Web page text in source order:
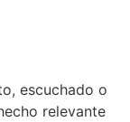
escuchado o
relevante